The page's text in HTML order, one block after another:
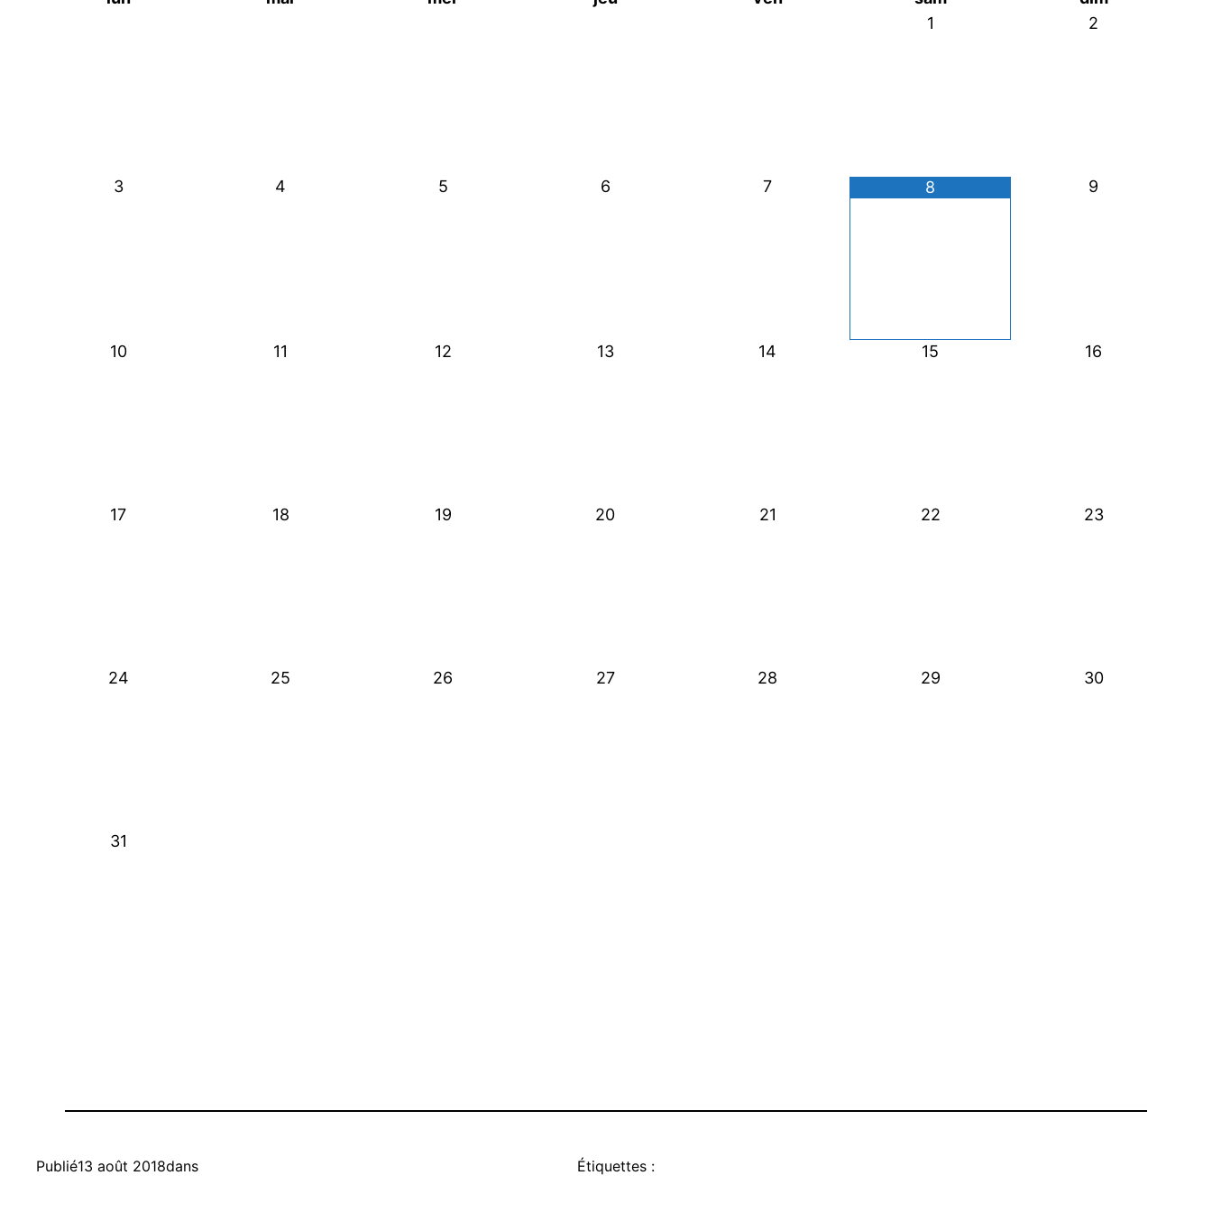
1
2
3 4 5 6 7 8 9
10 11 12 13 14 15 16
17 18 19 20 21 22 23
24 25 26 27 28 29 30
31
Publié13 août 2018dans Étiquettes :